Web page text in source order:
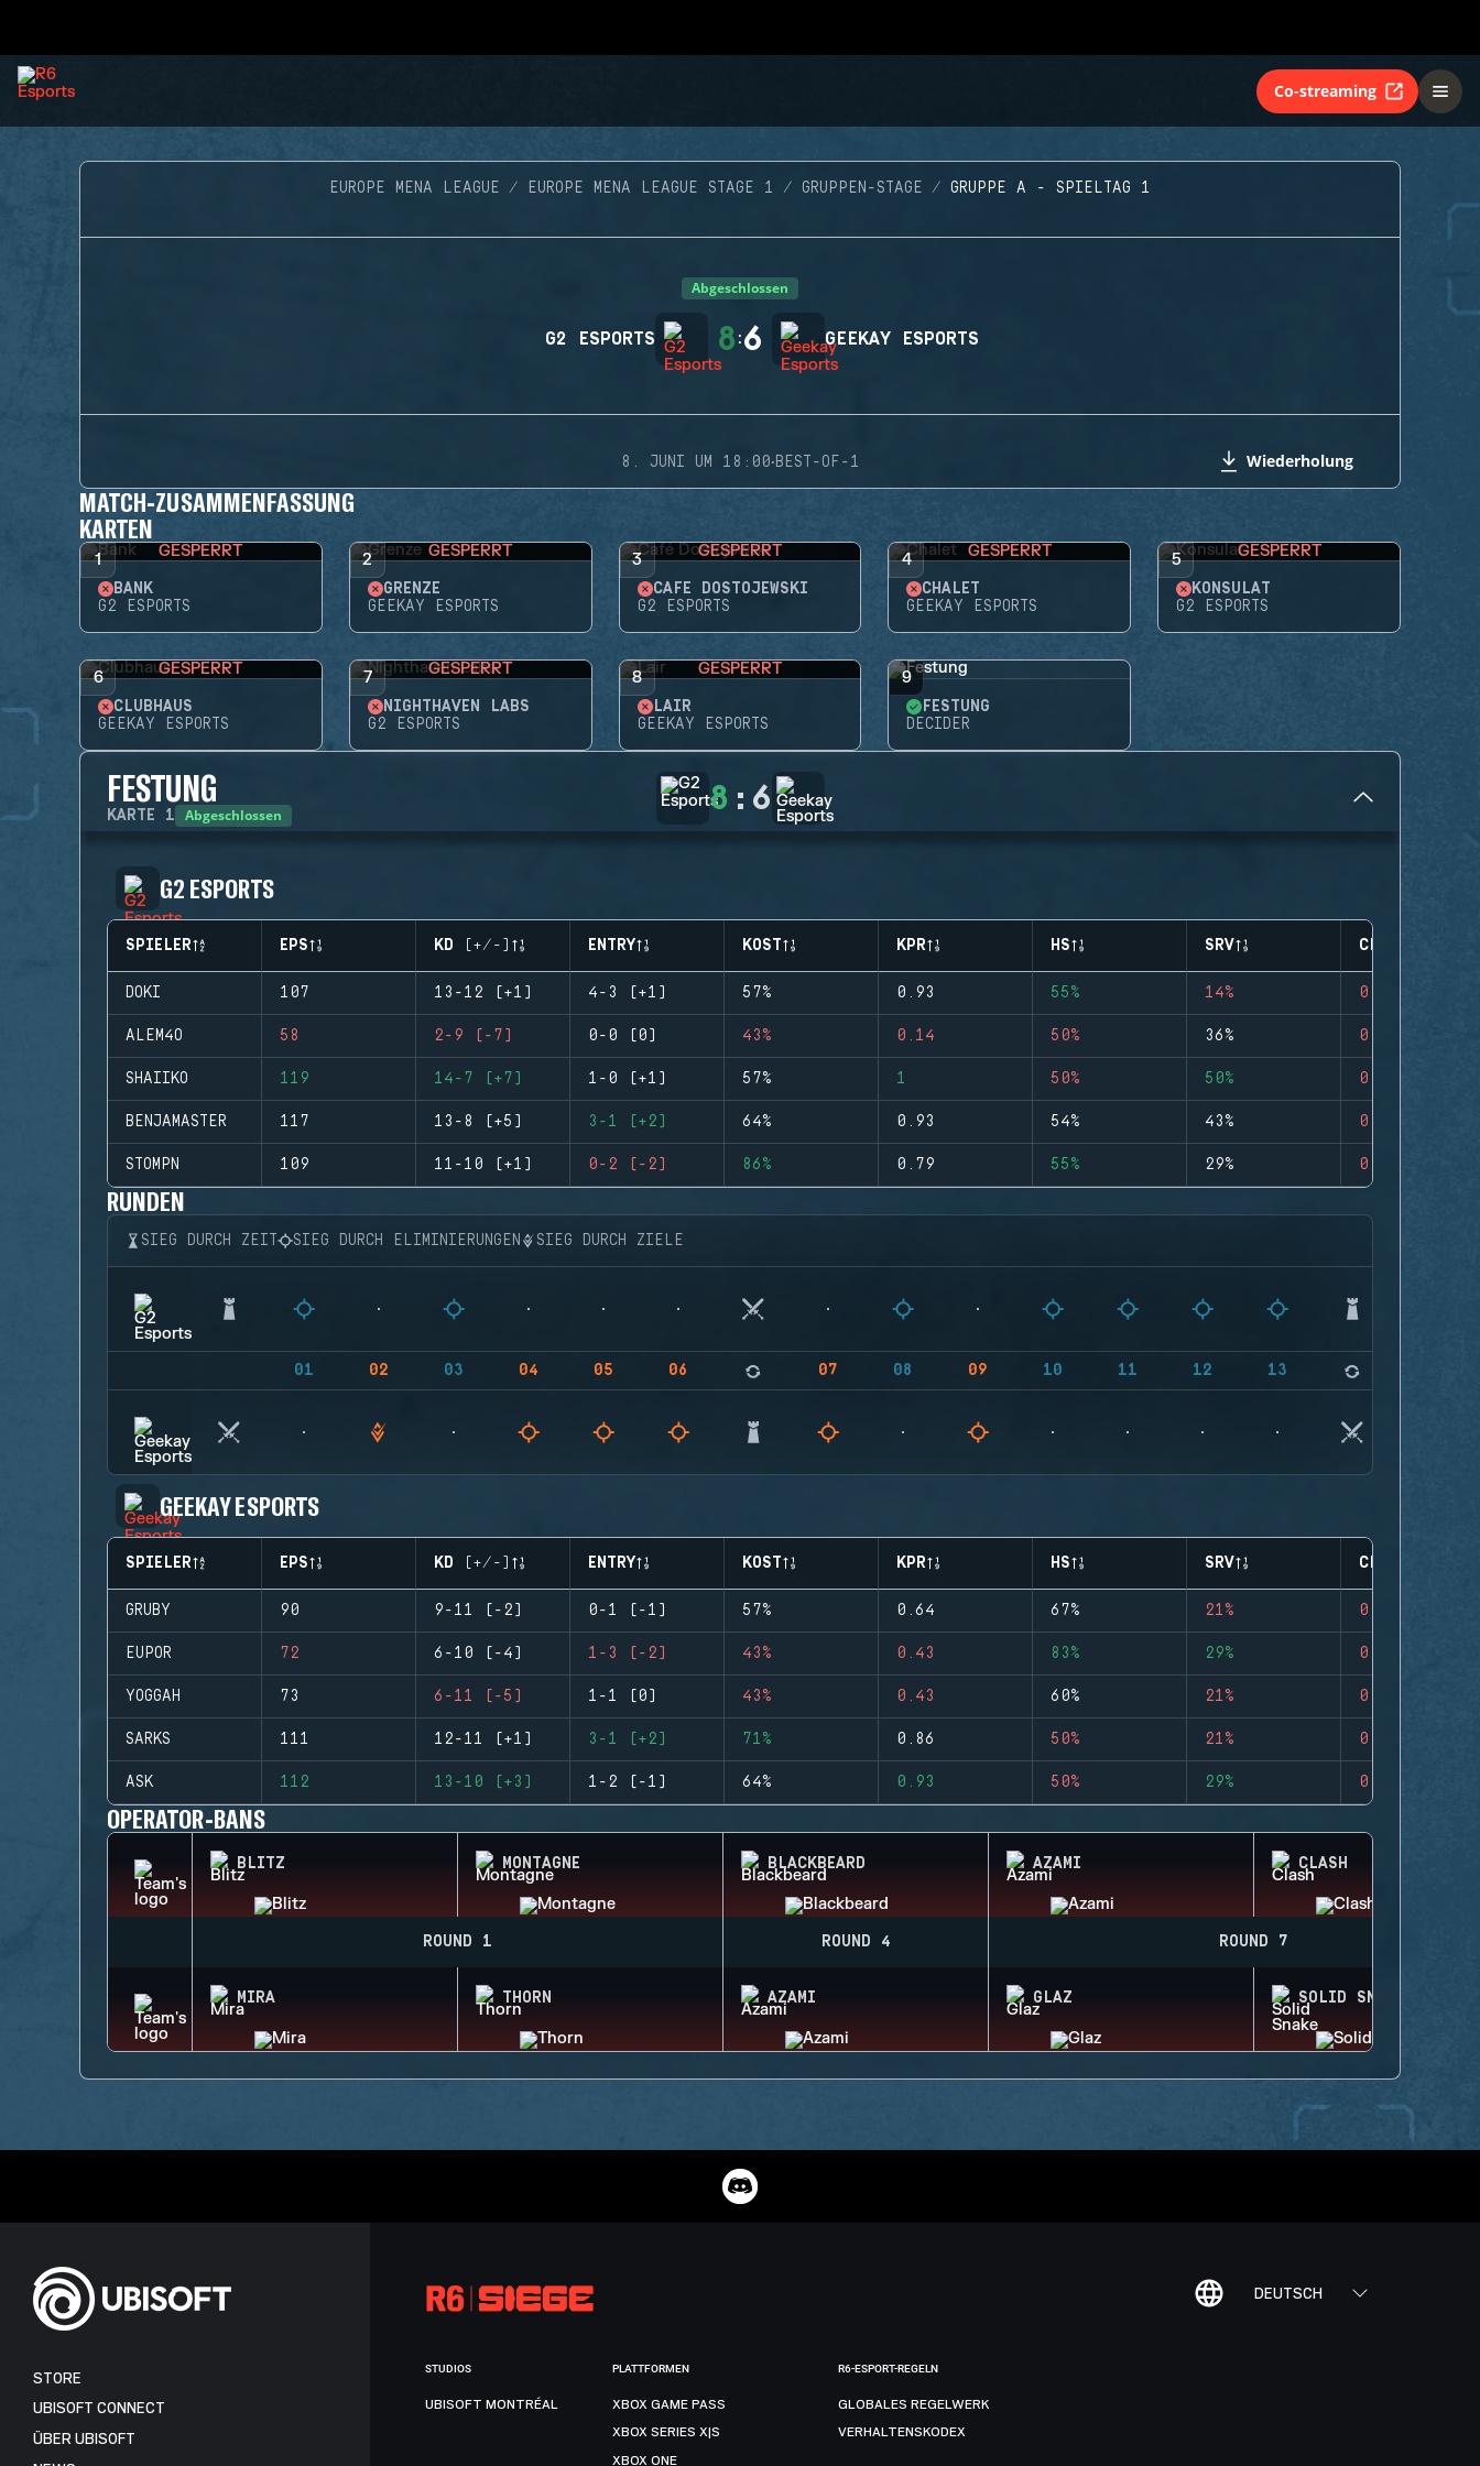
Co-streaming
EUROPE MENA LEAGUE EUROPE MENA LEAGUE STAGE 1 GRUPPEN-STAGE GRUPPE A - SPIELTAG 1
Abgeschlossen
G2 ESPORTS 8 :6 GEEKAY ESPORTS
8. JUNI UM 18:00·BEST-OF-1 Wiederholung
MATCH-ZUSAMMENFASSUNG
KARTEN
1 GESPERRT
BANK
G2 ESPORTS
2 GESPERRT
GRENZE
GEEKAY ESPORTS
3 GESPERRT
CAFÉ DOSTOJEWSKI
G2 ESPORTS
4 GESPERRT
CHALET
GEEKAY ESPORTS
5 GESPERRT
KONSULAT
G2 ESPORTS
6 GESPERRT
CLUBHAUS
GEEKAY ESPORTS
7 GESPERRT
NIGHTHAVEN LABS
G2 ESPORTS
8 GESPERRT
LAIR
GEEKAY ESPORTS
9
FESTUNG
DECIDER
FESTUNG
KARTE 1 Abgeschlossen 8 : 6
G2 ESPORTS
SPIELER EPS KD (+/-) ENTRY KOST KPR HS SRV CLUTCHES
DOKI 107 13-12 (+1) 4-3 (+1) 57% 0.93 55% 14% 0
ALEM4O 58 2-9 (-7) 0-0 (0) 43% 0.14 50% 36% 0
SHAIIKO 119 14-7 (+7) 1-0 (+1) 57% 1 50% 50% 0
BENJAMASTER 117 13-8 (+5) 3-1 (+2) 64% 0.93 54% 43% 0
STOMPN 109 11-10 (+1) 0-2 (-2) 86% 0.79 55% 29% 0
RUNDEN
SIEG DURCH ZEIT SIEG DURCH ELIMINIERUNGEN SIEG DURCH ZIELE
01 02 03 04 05 06 07 08 09 10 11 12 13
GEEKAY ESPORTS
SPIELER EPS KD (+/-) ENTRY KOST KPR HS SRV CLUTCHES
GRUBY 90 9-11 (-2) 0-1 (-1) 57% 0.64 67% 21% 0
EUPOR 72 6-10 (-4) 1-3 (-2) 43% 0.43 83% 29% 0
YOGGAH 73 6-11 (-5) 1-1 (0) 43% 0.43 60% 21% 0
SARKS 111 12-11 (+1) 3-1 (+2) 71% 0.86 50% 21% 0
ASK 112 13-10 (+3) 1-2 (-1) 64% 0.93 50% 29% 0
OPERATOR-BANS
BLITZ MONTAGNE BLACKBEARD AZAMI CLASH
ROUND 1 ROUND 4 ROUND 7
MIRA THORN AZAMI GLAZ SOLID SNAKE
DEUTSCH
STORE
UBISOFT CONNECT
ÜBER UBISOFT
STUDIOS
UBISOFT MONTRÉAL
PLATTFORMEN
XBOX GAME PASS
XBOX SERIES X|S
XBOX ONE
R6-ESPORT-REGELN
GLOBALES REGELWERK
VERHALTENSKODEX